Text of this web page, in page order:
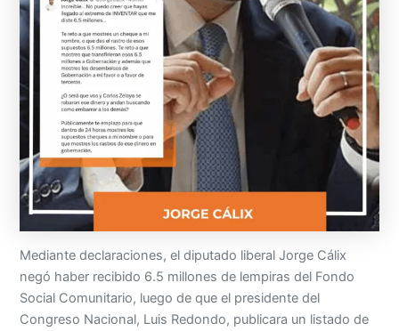
Mediante declaraciones, el diputado liberal Jorge Cálix
negó haber recibido 6.5 millones de lempiras del Fondo
Social Comunitario, luego de que el presidente del
Congreso Nacional, Luis Redondo, publicara un listado de